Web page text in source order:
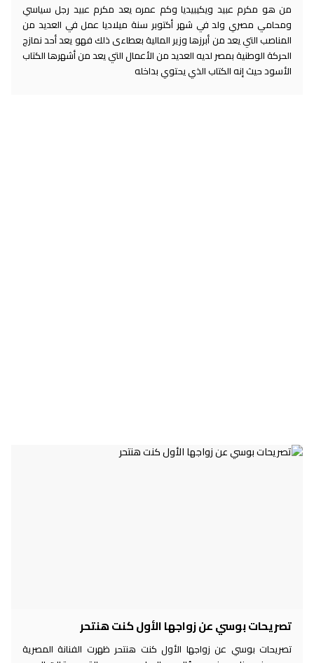
من هو مكرم عبيد ويكيبيديا وكم عمره يعد مكرم عبيد رجل سياسي
ومحامي مصري ولد في شهر أكتوبر سنة ميلاديا عمل في العديد من
المناصب التي يعد من أبرزها وزير المالية بعطاءى ذلك فهو يعد أحد نمازج
الحركة الوطنية بمصر لديه العديد من الأعمال التي يعد من أشهرها الكتاب
الأسود حيث إنه الكتاب الذي يحتوي بداخله
تصريحات بوسي عن زواجها الأول كنت هنتحر
تصريحات بوسي عن زواجها الأول كنت هنتحر ظهرت الفنانة المصرية